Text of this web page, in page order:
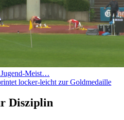
Jugend-Meist…
locker-leicht zur Goldmedaille
Disziplin